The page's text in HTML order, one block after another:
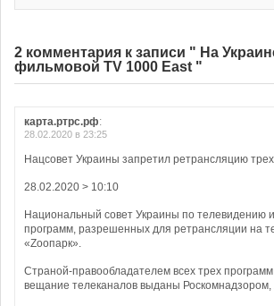
2 комментария к записи " На
фильмовой TV 1000 East "
карта.ртрс.рф:
28.02.2020 в 23:25
Нацсовет Украины запретил ретрансляцию
28.02.2020 > 10:10
Национальный совет Украины по телевидению
программ, разрешенных для ретрансляции на
«Zоопарк».
Страной-правообладателем всех трех
вещание телеканалов выданы